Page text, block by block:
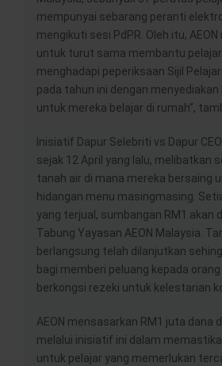
mempunyai sebarang peranti
mengikuti sesi PdPR. Oleh itu,
untuk turut sama membantu pelajar
menghadapi peperiksaan Sijil
pada tahun ini dengan menyediakan
untuk mereka belajar di rumah”,
Inisiatif Dapur Selebriti vs Dapur
sejak 12 April yang lalu, melibatkan
tanah air di mana mereka bersaing
hidangan menu masingmasing.
yang terjual, sumbangan RM1 akan
Tabung Yayasan AEON Malaysia.
berlangsung telah dilanjutkan
bagi memberi peluang kepada
berkongsi rezeki untuk kelestarian
AEON mensasarkan RM1 juta dana
melalui inisiatif ini dalam
untuk pelajar yang memerlukan